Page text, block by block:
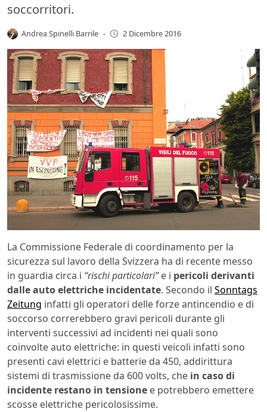
soccorritori.
Andrea Spinelli Barrile - 2 Dicembre 2016
La Commissione Federale di coordinamento per la
sicurezza sul lavoro della Svizzera ha di recente messo
in guardia circa i “rischi particolari”e i pericoli derivanti
dalle auto elettriche incidentate. Secondo il Sonntags
Zeitung infatti gli operatori delle forze antincendio e di
soccorso correrebbero gravi pericoli durante gli
interventi successivi ad incidenti nei quali sono
coinvolte auto elettriche: in questi veicoli infatti sono
presenti cavi elettrici e batterie da 450, addirittura
sistemi di trasmissione da 600 volts, che in caso di
incidente restano in tensione e potrebbero emettere
scosse elettriche pericolosissime.